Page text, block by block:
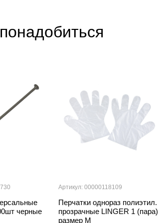
черные
Артикул: 00000118109
Перчатки однораз полиэтил.
прозрачные LINGER 1 (пара)
размер М